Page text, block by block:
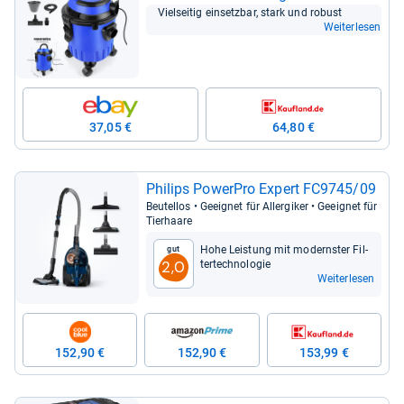
Viel­sei­tig ein­setz­bar, stark und robust
Weiterlesen
37,05 € 64,80 €
Phi­lips Power­Pro Expert FC9745/09
Beu­tel­los • Geeig­net für All­er­gi­ker • Geeig­net für
Tier­haare
Gut
2,0
Hohe Leis­tung mit mod­erns­ter Fil­
ter­tech­no­lo­gie
Weiterlesen
152,90 € 152,90 € 153,99 €